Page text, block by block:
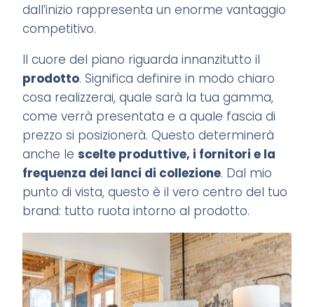
dall’inizio rappresenta un enorme vantaggio
competitivo.
Il cuore del piano riguarda innanzitutto il
prodotto. Significa definire in modo chiaro
cosa realizzerai, quale sarà la tua gamma,
come verrà presentata e a quale fascia di
prezzo si posizionerà. Questo determinerà
anche lescelte produttive, i fornitori e la
frequenza dei lanci di collezione. Dal mio
punto di vista, questo è il vero centro del tuo
brand: tutto ruota intorno al prodotto.